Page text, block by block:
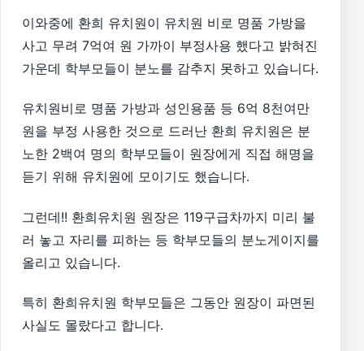
이와중에 환희 유치원이 유치원 비로 명품 가방을
사고 무려 7억여 원 가까이 부정사용 했다고 밝혀진
가운데 학부모들이 분노를 감추지 못하고 있습니다.
유치원비로 명품 가방과 성인용품 등 6억 8천여만
원을 부정 사용한 것으로 드러난 환희 유치원은 분
노한 2백여 명의 학부모들이 원장에게 직접 해명을
듣기 위해 유치원에 모이기도 했습니다.
그런데!! 환희유치원 원장은 119구급차까지 미리 불
러 놓고 자리를 피하는 등 학부모들의 분노게이지를
올리고 있습니다.
특히 환희유치원 학부모들은 그동안 원장이 파면된
사실도 몰랐다고 합니다.